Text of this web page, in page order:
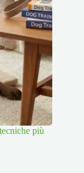
più